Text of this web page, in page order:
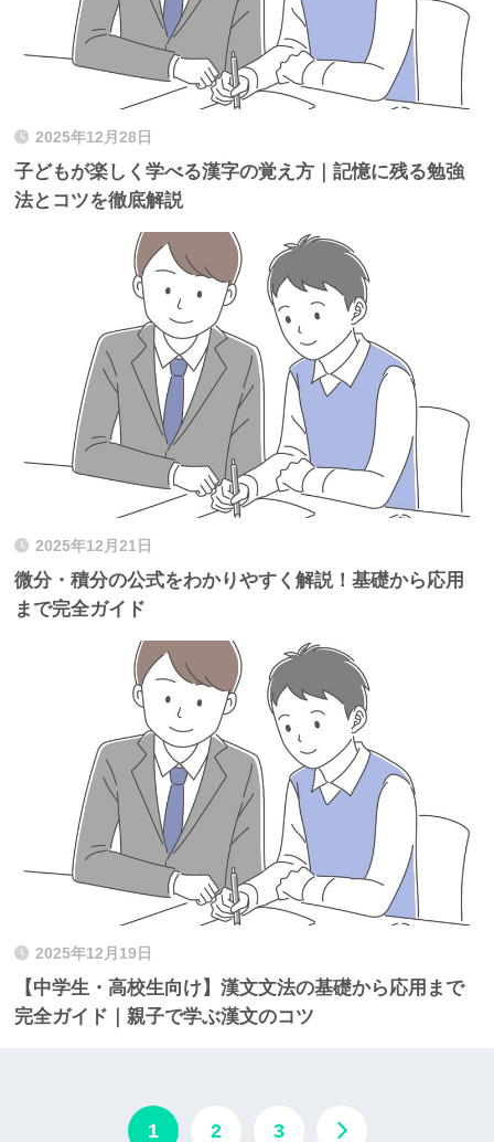
2025年12月28日
子どもが楽しく学べる漢字の覚え方｜記憶に残る勉強
法とコツを徹底解説
2025年12月21日
微分・積分の公式をわかりやすく解説！基礎から応用
まで完全ガイド
2025年12月19日
【中学生・高校生向け】漢文文法の基礎から応用まで
完全ガイド｜親子で学ぶ漢文のコツ
1 2 3